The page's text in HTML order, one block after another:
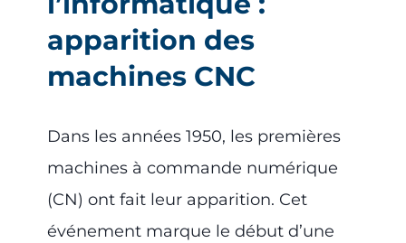
apparition des
machines CNC
Dans les années 1950, les premières
machines à commande numérique
(CN) ont fait leur apparition. Cet
événement marque le début d’une